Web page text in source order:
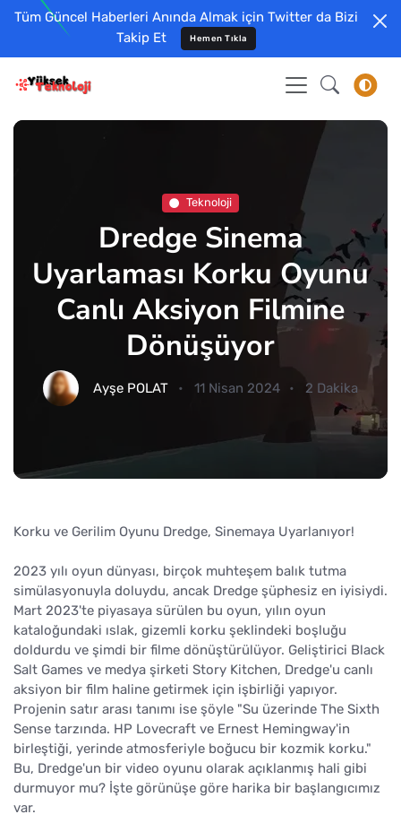
Tüm Güncel Haberleri Anında Almak için Twitter da Bizi
Takip Et
Hemen Tıkla
Teknoloji
Dredge Sinema
Uyarlaması Korku Oyunu
Canlı Aksiyon Filmine
Dönüşüyor
Ayşe POLAT 11 Nisan 2024 2 Dakika
Korku ve Gerilim Oyunu Dredge, Sinemaya Uyarlanıyor!
2023 yılı oyun dünyası, birçok muhteşem balık tutma
simülasyonuyla doluydu, ancak Dredge şüphesiz en iyisiydi.
Mart 2023'te piyasaya sürülen bu oyun, yılın oyun
kataloğundaki ıslak, gizemli korku şeklindeki boşluğu
doldurdu ve şimdi bir filme dönüştürülüyor. Geliştirici Black
Salt Games ve medya şirketi Story Kitchen, Dredge'u canlı
aksiyon bir film haline getirmek için işbirliği yapıyor.
Projenin satır arası tanımı ise şöyle "Su üzerinde The Sixth
Sense tarzında. HP Lovecraft ve Ernest Hemingway'in
birleştiği, yerinde atmosferiyle boğucu bir kozmik korku."
Bu, Dredge'un bir video oyunu olarak açıklanmış hali gibi
durmuyor mu? İşte görünüşe göre harika bir başlangıcımız
var.